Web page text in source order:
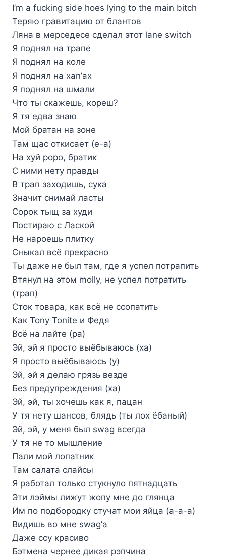
I’m a fucking side hoes lying to the main bitch
Теряю гравитацию от блантов
Ляна в мерседесе сделал этот lane switch
Я поднял на трапе
Я поднял на коле
Я поднял на xan’ах
Я поднял на шмали
Что ты скажешь, кореш?
Я тя едва знаю
Мой братан на зоне
Там щас откисает (е-а)
На хуй popo, братик
С ними нету правды
В трап заходишь, сука
Значит снимай ласты
Сорок тыщ за худи
Постираю с Лаской
Не нароешь плитку
Сныкал всё прекрасно
Ты даже не был там, где я успел потрапить
Втянул на этом molly, не успел потратить
(трап)
Сток товара, как всё не ссопатить
Как Tony Tonite и Федя
Всё на лайте (ра)
Эй, эй я просто выёбываюсь (ха)
Я просто выёбываюсь (у)
Эй, эй я делаю грязь везде
Без предупреждения (ха)
Эй, эй, ты хочешь как я, пацан
У тя нету шансов, блядь (ты лох ёбаный)
Эй, эй, у меня был swag всегда
У тя не то мышление
Пали мой лопатник
Там салата слайсы
Я работал только стукнуло пятнадцать
Эти лэймы лижут жопу мне до глянца
Им по подбородку стучат мои яйца (а-а-а)
Видишь во мне swag’а
Даже ссу красиво
Бэтмена чернее дикая рэпчина